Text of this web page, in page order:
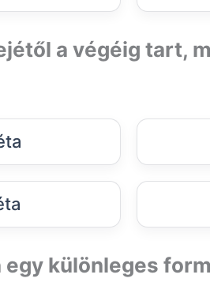
a végéig tart,
különleges